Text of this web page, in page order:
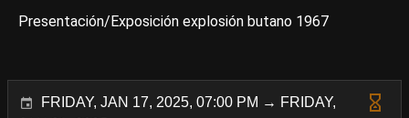
Presentación/Exposición explosión butano 1967
FRIDAY, JAN 17, 2025, 07:00 PM → FRIDAY,